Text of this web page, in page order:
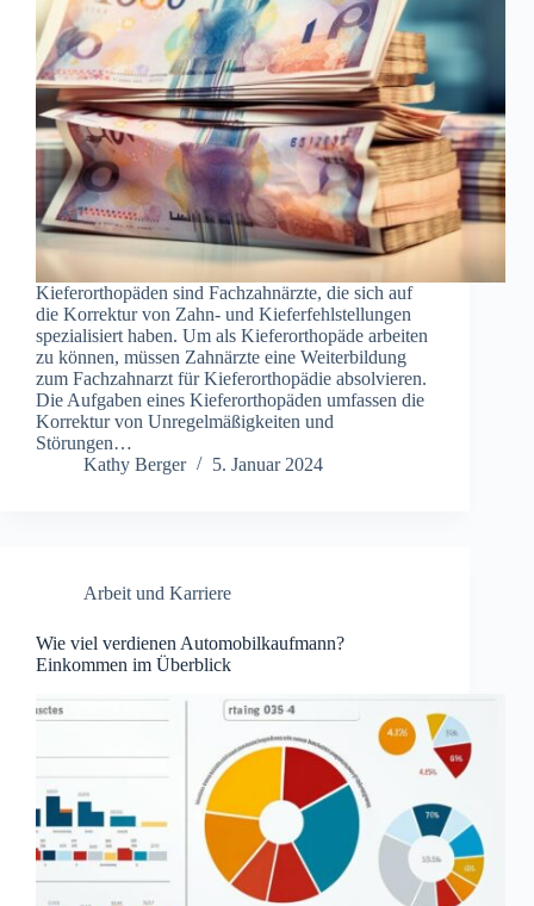
Kieferorthopäden sind Fachzahnärzte, die sich auf
die Korrektur von Zahn- und Kieferfehlstellungen
spezialisiert haben. Um als Kieferorthopäde arbeiten
zu können, müssen Zahnärzte eine Weiterbildung
zum Fachzahnarzt für Kieferorthopädie absolvieren.
Die Aufgaben eines Kieferorthopäden umfassen die
Korrektur von Unregelmäßigkeiten und
Störungen…
Kathy Berger
5. Januar 2024
Arbeit und Karriere
Wie viel verdienen Automobilkaufmann?
Einkommen im Überblick